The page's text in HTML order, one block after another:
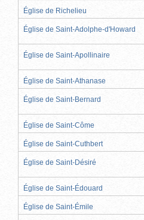
Église de Richelieu
Église de Saint-Adolphe-d'Howard
Église de Saint-Apollinaire
Église de Saint-Athanase
Église de Saint-Bernard
Église de Saint-Côme
Église de Saint-Cuthbert
Église de Saint-Désiré
Église de Saint-Édouard
Église de Saint-Émile